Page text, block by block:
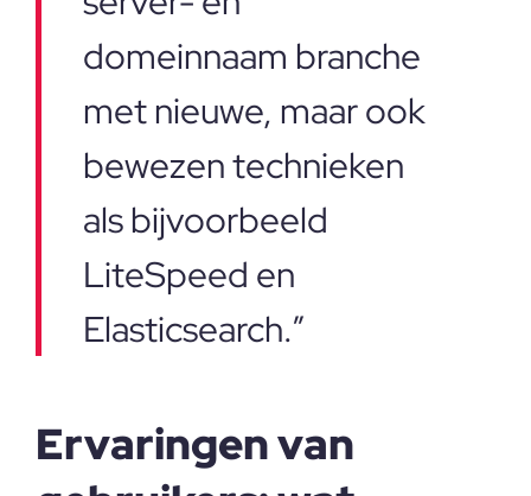
domeinnaam branche
met nieuwe, maar ook
bewezen technieken
als bijvoorbeeld
LiteSpeed en
Elasticsearch.”
Ervaringen van